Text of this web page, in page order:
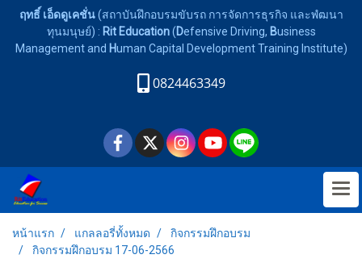
ฤทธิ์ เอ็ดดูเคชั่น(สถาบันฝึกอบรมขับรถ การจัดการธุรกิจ และพํฒนา
ทุนมนุษย์) : Rit Education(Defensive Driving, Business
Management and Human Capital Development Training Institute)
0824463349
หน้าแรก แกลลอรี่ทั้งหมด
กิจกรรมฝึกอบรม
กิจกรรมฝึกอบรม 17-06-2566